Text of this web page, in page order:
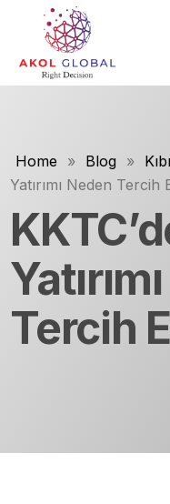
Home » Blog »
Yatırımı Neden Tercih
Tercih